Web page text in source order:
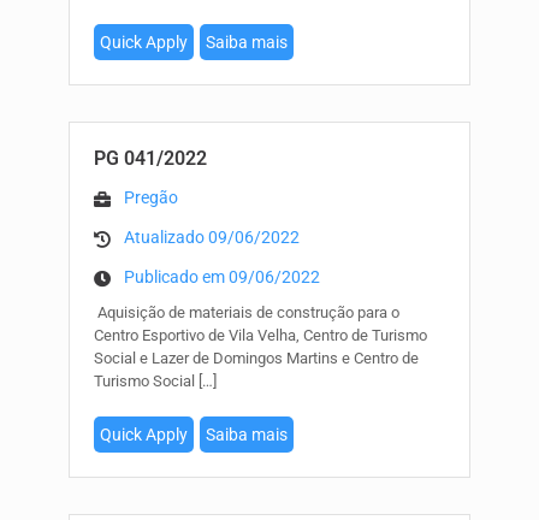
Quick Apply Saiba mais
PG 041/2022
Pregão
Atualizado 09/06/2022
Publicado em 09/06/2022
Aquisição de materiais de construção para o
Centro Esportivo de Vila Velha, Centro de Turismo
Social e Lazer de Domingos Martins e Centro de
Turismo Social
[…]
Quick Apply Saiba mais